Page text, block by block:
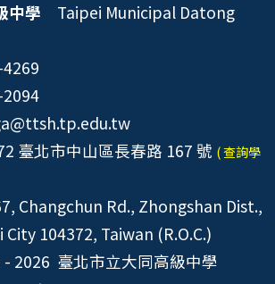
中學 Taipei Municipal Datong
臺北市中山區長春路 167 號 ( 查詢學
Changchun Rd., Zhongshan Dist.,
City 104372, Taiwan (R.O.C.)
2026 臺北市立大同高級中學